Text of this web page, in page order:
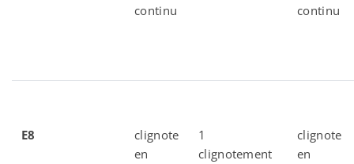
continu
continu
E8
clignote
en
1
clignotement
clignote
en